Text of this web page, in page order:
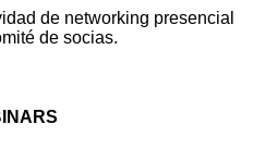
de networking presencial
de socias.